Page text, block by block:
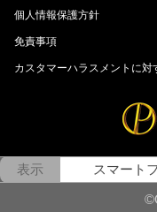
個人情報保護方針
免責事項
カスタマーハラスメントに対
表示 スマート